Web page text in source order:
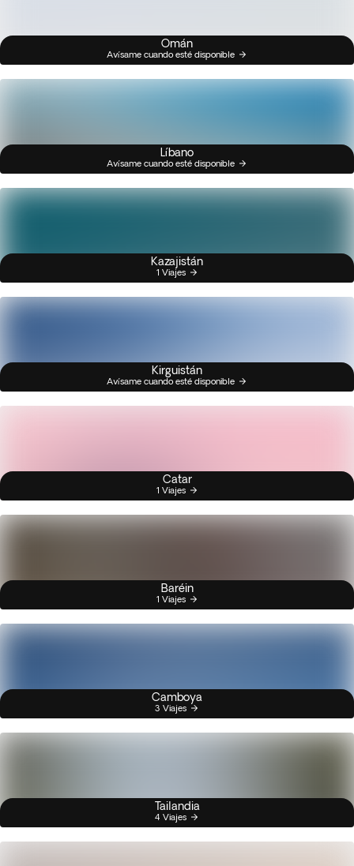
Omán
Avísame cuando esté disponible
Líbano
Avísame cuando esté disponible
Kazajistán
1 Viajes
Kirguistán
Avísame cuando esté disponible
Catar
1 Viajes
Baréin
1 Viajes
Camboya
3 Viajes
Tailandia
4 Viajes